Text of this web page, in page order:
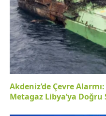
Akdeniz’de Çevre
Metagaz Libya’ya